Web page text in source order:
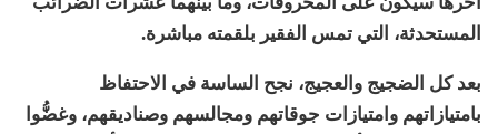
المستحدثة، التي تمس الفقير بلقمته مباشرة.
بعد كل الضجيج والعجيج، نجح الساسة في الاحتفاظ
بامتيازاتهم وامتيازات جوقاتهم ومجالسهم وصناديقهم، وغضُّوا